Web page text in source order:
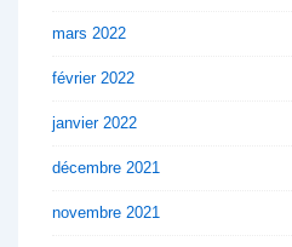
mars 2022
février 2022
janvier 2022
décembre 2021
novembre 2021